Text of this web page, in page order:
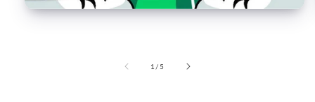
Open
1 /of5